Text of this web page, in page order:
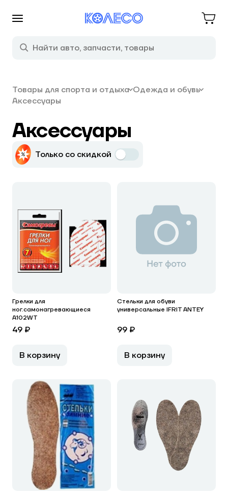
Товары для спорта и отдыха Одежда и обувь
Аксессуары
Аксессуары
Только со скидкой
Грелки для
ног.самонагревающиеся
А102WT
49 ₽
В корзину
Стельки для обуви
универсальные IFRIT ANTEY
99 ₽
В корзину